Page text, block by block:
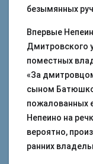
безымянных
Впервые
Дмитровского
поместных
«За
сыном
пожалованных
Непеино на
вероятно,
ранних